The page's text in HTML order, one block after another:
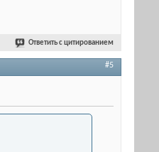
Ответить с цитированием
#5